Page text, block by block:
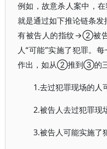
例如，故意杀人案中，
就是通过如下推论链条
有被告人的指纹→②被
人“可能”实施了犯罪。
作出，如从②推到③的三
1.去过犯罪现场的人
2.被告人去过犯罪现
3.被告人可能实施了